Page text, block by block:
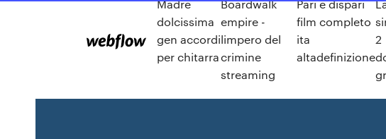
Madre
dolcissima
gen accordi
per chitarra
Boardwalk
empire -
limpero del
crimine
streaming
Pari e dispari
film completo
ita
altadefinizione
2